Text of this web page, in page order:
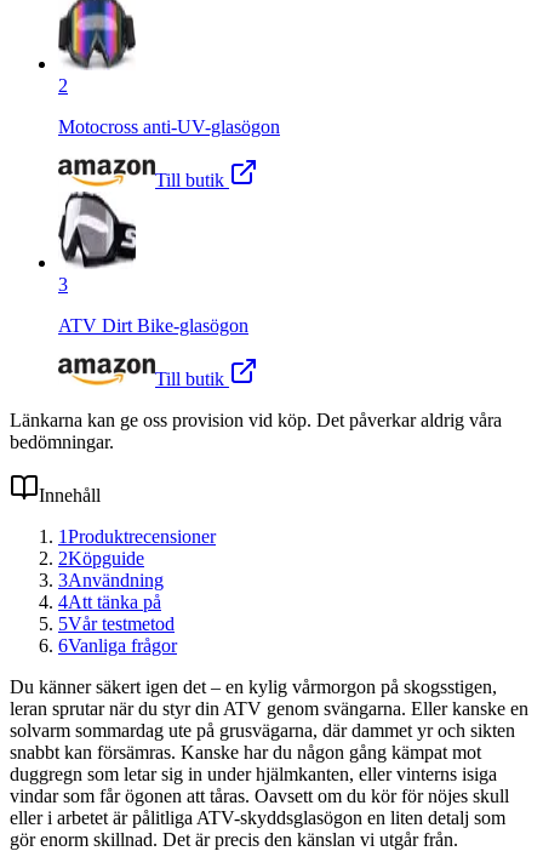
2
Motocross anti-UV-glasögon
Till butik
3
ATV Dirt Bike-glasögon
Till butik
Länkarna kan ge oss provision vid köp. Det påverkar aldrig våra
bedömningar.
Innehåll
1Produktrecensioner
2Köpguide
3Användning
4Att tänka på
5Vår testmetod
6Vanliga frågor
Du känner säkert igen det – en kylig vårmorgon på skogsstigen,
leran sprutar när du styr din ATV genom svängarna. Eller kanske en
solvarm sommardag ute på grusvägarna, där dammet yr och sikten
snabbt kan försämras. Kanske har du någon gång kämpat mot
duggregn som letar sig in under hjälmkanten, eller vinterns isiga
vindar som får ögonen att tåras. Oavsett om du kör för nöjes skull
eller i arbetet är pålitliga ATV-skyddsglasögon en liten detalj som
gör enorm skillnad. Det är precis den känslan vi utgår från.